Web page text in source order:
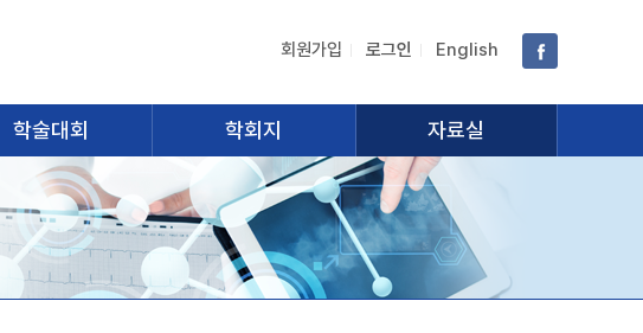
회원가입 로그인 English
학술대회 학회지 자료실